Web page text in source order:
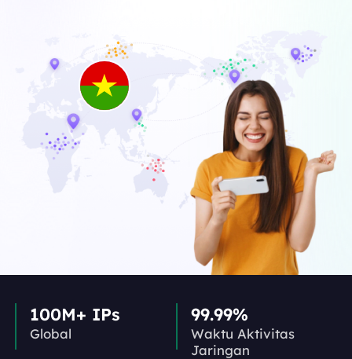
100M+ IPs
Global
99.99%
Waktu Aktivitas
Jaringan